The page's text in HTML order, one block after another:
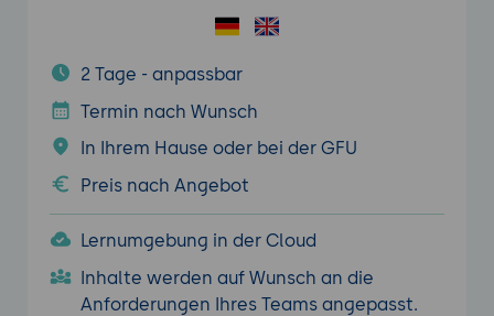
2 Tage - anpassbar
Termin nach Wunsch
In Ihrem Hause oder bei der GFU
Preis nach Angebot
Lernumgebung in der Cloud
Inhalte werden auf Wunsch an die
Anforderungen Ihres Teams angepasst.